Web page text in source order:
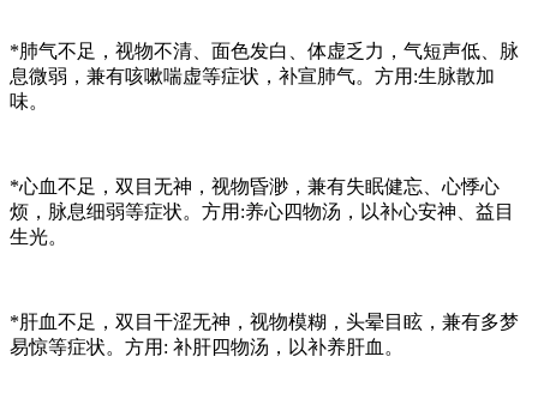
*肺气不足 ，视物不清、面色发白、体虚乏力，气短声低、脉
息微弱，兼有咳嗽喘虚等症状，补宣肺气。方用:生脉散加
味。
*心血不足 ，双目无神，视物昏渺，兼有失眠健忘、心悸心
烦，脉息细弱等症状。方用:养心四物汤，以补心安神、益目
生光。
*肝血不足 ，双目干涩无神，视物模糊，头晕目眩，兼有多梦
易惊等症状。方用: 补肝四物汤，以补养肝血。